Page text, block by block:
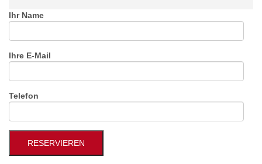
Ihr Name
Ihre E-Mail
Telefon